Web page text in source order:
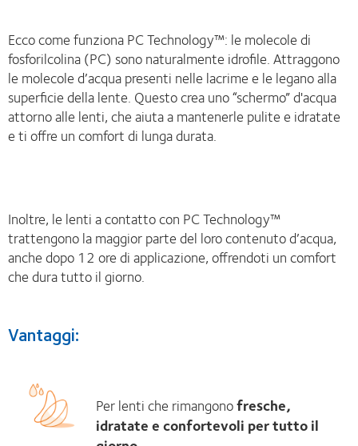
Ecco come funziona PC Technology™: le molecole di
fosforilcolina (PC) sono naturalmente idrofile. Attraggono
le molecole d’acqua presenti nelle lacrime e le legano alla
superficie della lente. Questo crea uno “schermo” d'acqua
attorno alle lenti, che aiuta a mantenerle pulite e idratate
e ti offre un comfort di lunga durata.
Inoltre, le lenti a contatto con PC Technology™
trattengono la maggior parte del loro contenuto d’acqua,
anche dopo 12 ore di applicazione, offrendoti un comfort
che dura tutto il giorno.
Vantaggi:
Per lenti che rimangonofresche,
idratate e confortevoli per tutto il